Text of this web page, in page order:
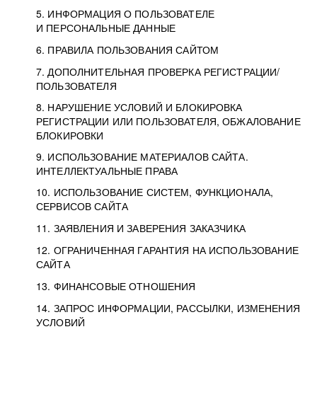
5. ИНФОРМАЦИЯ О ПОЛЬЗОВАТЕЛЕ
И ПЕРСОНАЛЬНЫЕ ДАННЫЕ
6. ПРАВИЛА ПОЛЬЗОВАНИЯ САЙТОМ
7. ДОПОЛНИТЕЛЬНАЯ ПРОВЕРКА РЕГИСТРАЦИИ/
ПОЛЬЗОВАТЕЛЯ
8. НАРУШЕНИЕ УСЛОВИЙ И БЛОКИРОВКА
РЕГИСТРАЦИИ ИЛИ ПОЛЬЗОВАТЕЛЯ, ОБЖАЛОВАНИЕ
БЛОКИРОВКИ
9. ИСПОЛЬЗОВАНИЕ МАТЕРИАЛОВ САЙТА.
ИНТЕЛЛЕКТУАЛЬНЫЕ ПРАВА
10. ИСПОЛЬЗОВАНИЕ СИСТЕМ, ФУНКЦИОНАЛА,
СЕРВИСОВ САЙТА
11. ЗАЯВЛЕНИЯ И ЗАВЕРЕНИЯ ЗАКАЗЧИКА
12. ОГРАНИЧЕННАЯ ГАРАНТИЯ НА ИСПОЛЬЗОВАНИЕ
САЙТА
13. ФИНАНСОВЫЕ ОТНОШЕНИЯ
14. ЗАПРОС ИНФОРМАЦИИ, РАССЫЛКИ, ИЗМЕНЕНИЯ
УСЛОВИЙ